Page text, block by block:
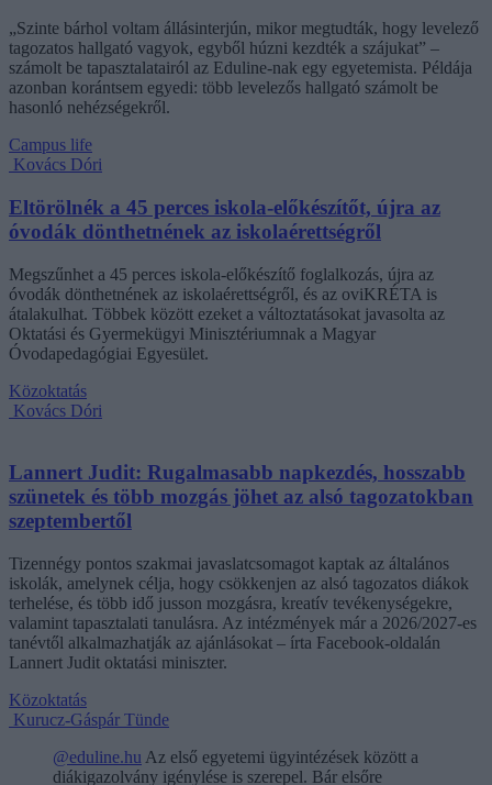
„Szinte bárhol voltam állásinterjún, mikor megtudták, hogy levelező
tagozatos hallgató vagyok, egyből húzni kezdték a szájukat” –
számolt be tapasztalatairól az Eduline-nak egy egyetemista. Példája
azonban korántsem egyedi: több levelezős hallgató számolt be
hasonló nehézségekről.
Campus life
Kovács Dóri
Eltörölnék a 45 perces iskola-előkészítőt, újra az
óvodák dönthetnének az iskolaérettségről
Megszűnhet a 45 perces iskola-előkészítő foglalkozás, újra az
óvodák dönthetnének az iskolaérettségről, és az oviKRÉTA is
átalakulhat. Többek között ezeket a változtatásokat javasolta az
Oktatási és Gyermekügyi Minisztériumnak a Magyar
Óvodapedagógiai Egyesület.
Közoktatás
Kovács Dóri
Lannert Judit: Rugalmasabb napkezdés, hosszabb
szünetek és több mozgás jöhet az alsó tagozatokban
szeptembertől
Tizennégy pontos szakmai javaslatcsomagot kaptak az általános
iskolák, amelynek célja, hogy csökkenjen az alsó tagozatos diákok
terhelése, és több idő jusson mozgásra, kreatív tevékenységekre,
valamint tapasztalati tanulásra. Az intézmények már a 2026/2027-es
tanévtől alkalmazhatják az ajánlásokat – írta Facebook-oldalán
Lannert Judit oktatási miniszter.
Közoktatás
Kurucz-Gáspár Tünde
@eduline.hu Az első egyetemi ügyintézések között a
diákigazolvány igénylése is szerepel. Bár elsőre